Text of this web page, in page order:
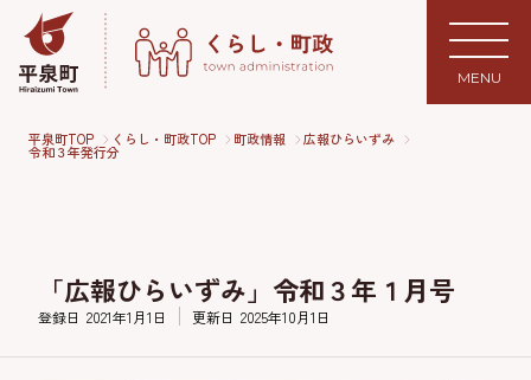
MENU
平泉町TOP くらし・町政TOP 町政情報 広報ひらいずみ
令和３年発行分
「広報ひらいずみ」令和３年１月号
登録日 2021年1月1日 更新日 2025年10月1日